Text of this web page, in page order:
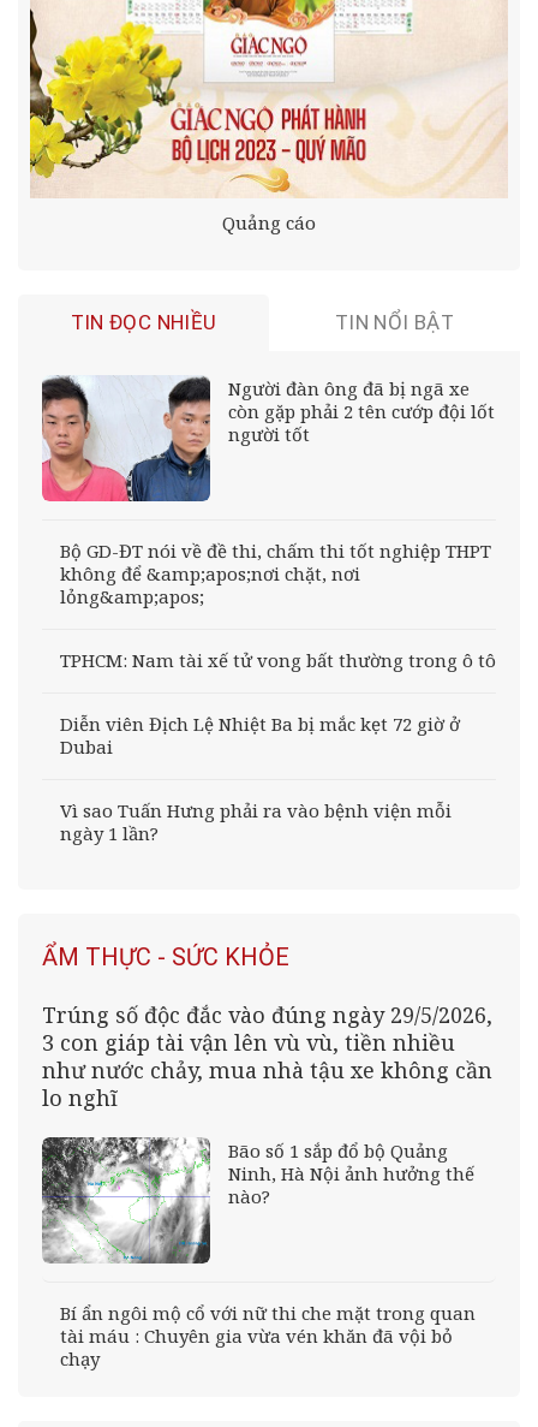
Quảng cáo
TIN ĐỌC NHIỀU TIN NỔI BẬT
Người đàn ông đã bị ngã xe
còn gặp phải 2 tên cướp đội lốt
người tốt
Bộ GD-ĐT nói về đề thi, chấm thi tốt nghiệp THPT
không để &amp;apos;nơi chặt, nơi
lỏng&amp;apos;
TPHCM: Nam tài xế tử vong bất thường trong ô tô
Diễn viên Địch Lệ Nhiệt Ba bị mắc kẹt 72 giờ ở
Dubai
Vì sao Tuấn Hưng phải ra vào bệnh viện mỗi
ngày 1 lần?
ẨM THỰC - SỨC KHỎE
Trúng số độc đắc vào đúng ngày 29/5/2026,
3 con giáp tài vận lên vù vù, tiền nhiều
như nước chảy, mua nhà tậu xe không cần
lo nghĩ
Bão số 1 sắp đổ bộ Quảng
Ninh, Hà Nội ảnh hưởng thế
nào?
Bí ẩn ngôi mộ cổ với nữ thi che mặt trong quan
tài máu : Chuyên gia vừa vén khăn đã vội bỏ
chạy